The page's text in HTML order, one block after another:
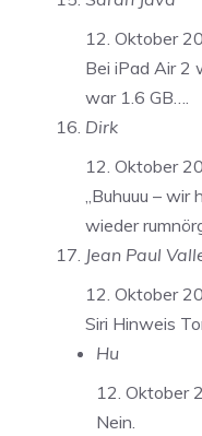
12. Oktober
Bei iPad Air 2
war 1.6 GB….
Dirk
12. Oktober
„Buhuuu – wir
wieder
Jean Paul
12. Oktober
Siri Hinweis
Hu
12. Oktober
Nein.